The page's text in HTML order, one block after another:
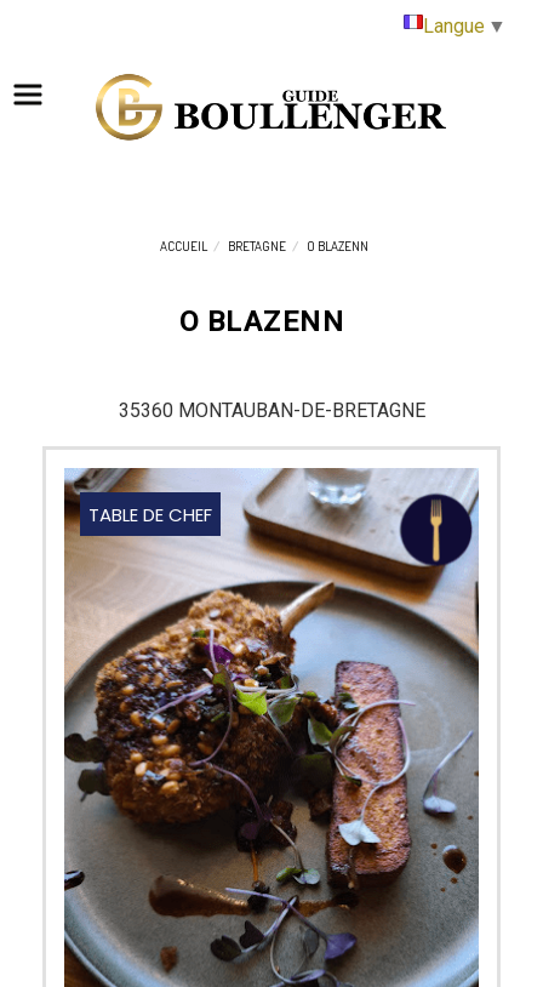
ACCUEIL BRETAGNE O BLAZENN
TABLE DE CHEF
O BLAZENN
35360 MONTAUBAN-DE-BRETAGNE
Langue ▼